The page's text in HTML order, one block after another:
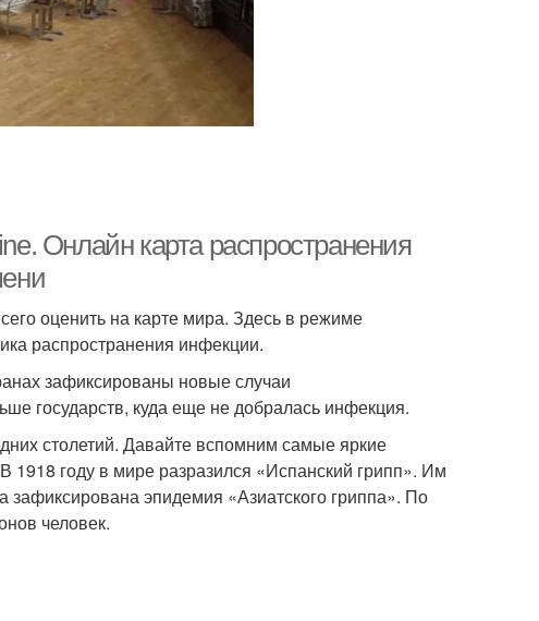
Онлайн карта распространения
оценить на карте мира. Здесь в режиме
распространения инфекции.
зафиксированы новые случаи
государств, куда еще не добралась инфекция.
столетий. Давайте вспомним самые яркие
году в мире разразился «Испанский грипп». Им
эпидемия «Азиатского гриппа». По
человек.